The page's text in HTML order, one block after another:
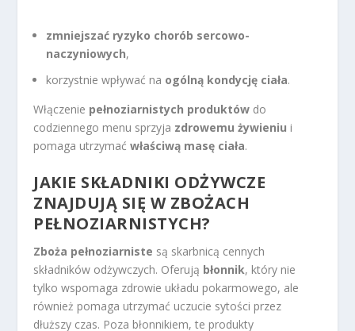
zmniejszać ryzyko chorób sercowo-
naczyniowych,
korzystnie wpływać na ogólną kondycję ciała.
Włączenie pełnoziarnistych produktów do
codziennego menu sprzyja zdrowemu żywieniu i
pomaga utrzymaćwłaściwą masę ciała.
JAKIE SKŁADNIKI ODŻYWCZE
ZNAJDUJĄ SIĘ W ZBOŻACH
PEŁNOZIARNISTYCH?
Zboża pełnoziarniste są skarbnicą cennych
składników odżywczych. Oferują błonnik, który nie
tylko wspomaga zdrowie układu pokarmowego, ale
również pomaga utrzymać uczucie sytości przez
dłuższy czas. Poza błonnikiem, te produkty